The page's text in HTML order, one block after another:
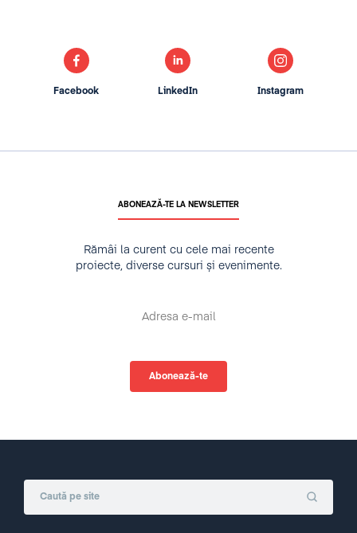
ABONEAZĂ-TE LA NEWSLETTER
Rămâi la curent cu cele mai recente
proiecte, diverse cursuri și evenimente.
Facebook LinkedIn Instagram